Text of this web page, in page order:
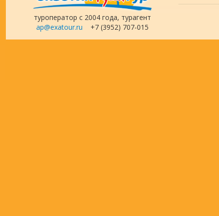
туроператор с 2004 года, турагент
ap@exatour.ru +7 (3952) 707-015